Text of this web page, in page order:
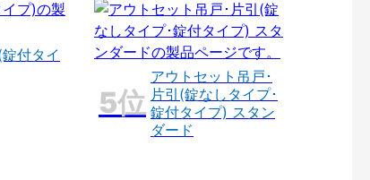
付タイ
アウトセット吊戸･
片引(錠なしタイプ･
錠付タイプ) スタン
ダード